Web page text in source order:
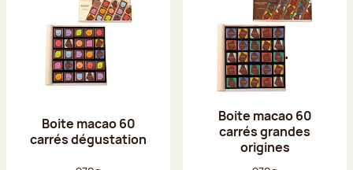
Boite macao 60
carrés dégustation
Boite macao 60
carrés grandes
origines